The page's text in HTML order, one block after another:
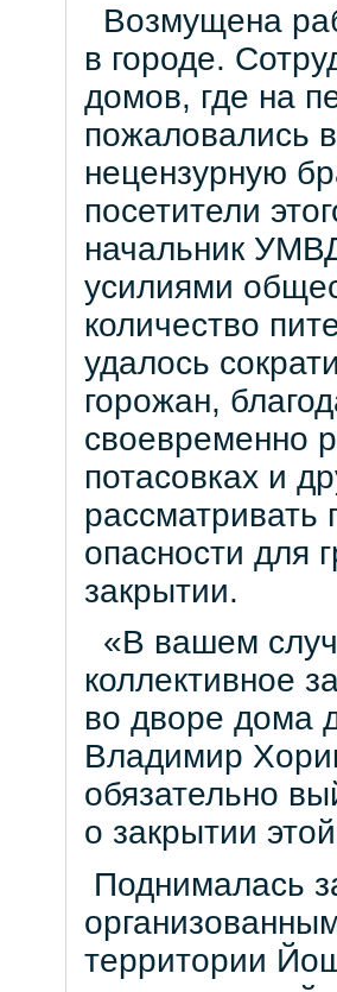
Возмущена
в городе.
домов, где на
пожаловались
нецензурную
посетители
начальник
усилиями
количество
удалось
горожан,
своевременно
потасовках и
рассматривать
опасности для
закрытии.
«В вашем
коллективное
во дворе дома
Владимир
обязательно
о закрытии
Поднималась
территории